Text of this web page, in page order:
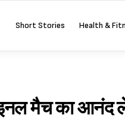
Short Stories Health &
मैच का आनंद